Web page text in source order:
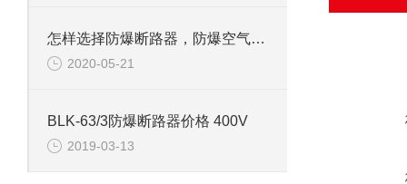
怎样选择防爆断路器，防爆空气开关？
2020-05-21
BLK-63/3防爆断路器价格 400V
2019-03-13